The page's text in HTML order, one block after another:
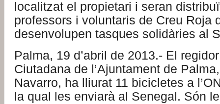
localitzat el propietari i seran
professors i voluntaris de Creu Roja
desenvolupen tasques solidàries al
Palma, 19 d’abril de 2013.- El
Ciutadana de l’Ajuntament de
Navarro, ha lliurat 11 bicicletes a
la qual les enviarà al Senegal. Són